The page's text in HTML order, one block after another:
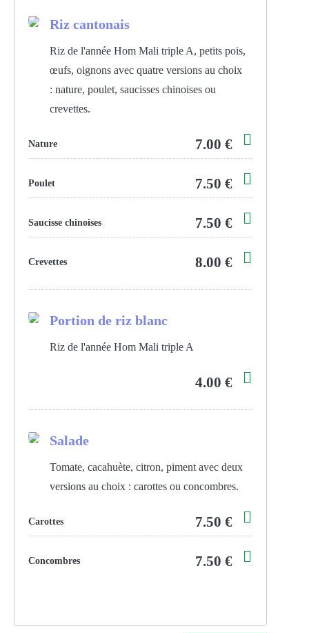
Riz cantonais
Riz de l'année Hom Mali triple A, petits pois,
œufs, oignons avec quatre versions au choix
: nature, poulet, saucisses chinoises ou
crevettes.
Nature 7.00 €
Poulet 7.50 €
Saucisse chinoises 7.50 €
Crevettes 8.00 €
Portion de riz blanc
Riz de l'année Hom Mali triple A
4.00 €
Salade
Tomate, cacahuète, citron, piment avec deux
versions au choix : carottes ou concombres.
Carottes 7.50 €
Concombres 7.50 €